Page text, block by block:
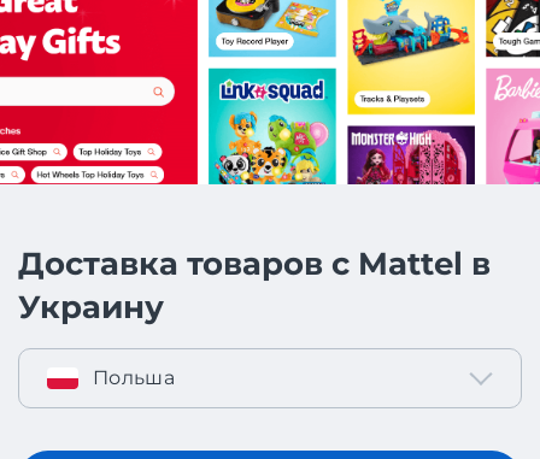
Доставка товаров с Mattel в
Украину
Польша